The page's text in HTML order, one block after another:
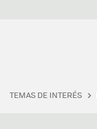
TEMAS DE INTERÉS